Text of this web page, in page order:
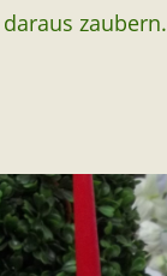
zaubern.